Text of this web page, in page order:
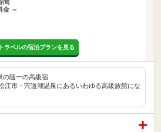
間
金 ～
ラベルの宿泊プランを見る
湖温泉の随一の高級宿
宍道湖温泉にあるいわゆる高級旅館にな